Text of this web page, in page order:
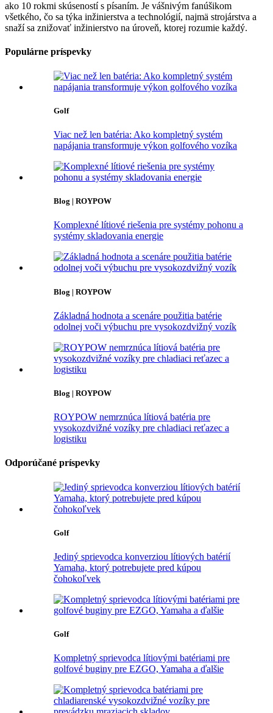
ako 10 rokmi skúseností s písaním. Je vášnivým fanúšikom
všetkého, čo sa týka inžinierstva a technológií, najmä strojárstva a
snaží sa znižovať inžinierstvo na úroveň, ktorej rozumie každý.
Populárne príspevky
Golf
Viac než len batéria: Ako kompletný systém
napájania transformuje výkon golfového vozíka
Blog | ROYPOW
Komplexné lítiové riešenia pre systémy pohonu a
systémy skladovania energie
Blog | ROYPOW
Základná hodnota a scenáre použitia batérie
odolnej voči výbuchu pre vysokozdvižný vozík
Blog | ROYPOW
ROYPOW nemrznúca lítiová batéria pre
vysokozdvižné vozíky pre chladiaci reťazec a
logistiku
Odporúčané príspevky
Golf
Jediný sprievodca konverziou lítiových batérií
Yamaha, ktorý potrebujete pred kúpou
čohokoľvek
Golf
Kompletný sprievodca lítiovými batériami pre
golfové buginy pre EZGO, Yamaha a ďalšie